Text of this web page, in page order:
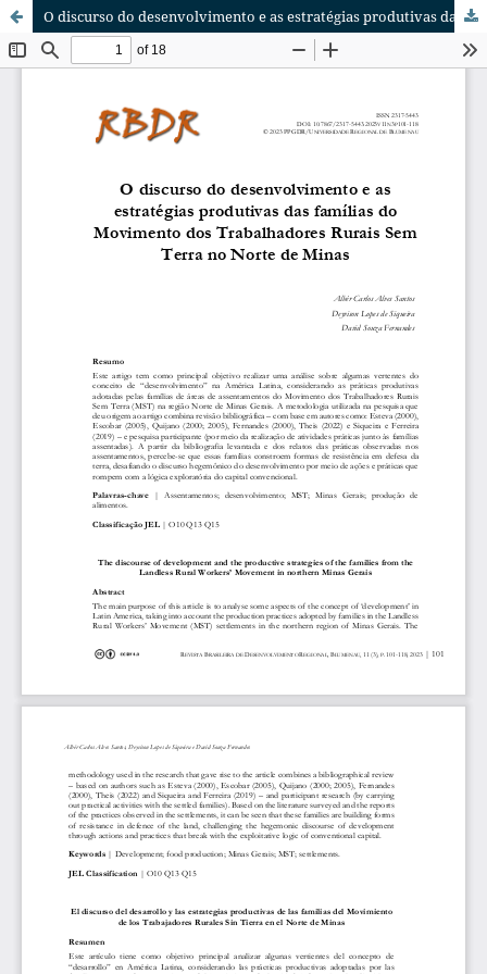
O discurso do desenvolvimento e as estratégias produtivas das famílias do Movimento dos Trabalhadores Rurais Sem Terra no Norte de Minas